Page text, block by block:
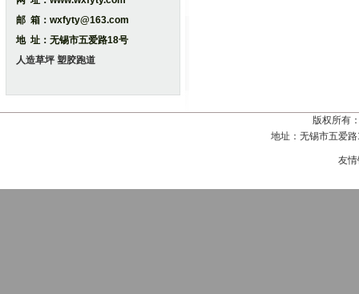
邮 箱：wxfyty@163.com
地 址：无锡市五爱路18号
人造草坪 塑胶跑道
版权所有
地址：无锡市五爱
友